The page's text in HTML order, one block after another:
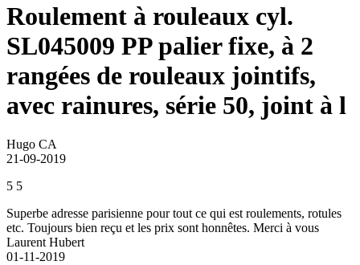
Roulement à rouleaux cyl.
SL045009 PP palier fixe, à 2
rangées de rouleaux jointifs,
avec rainures, série 50, joint à l
Hugo CA
21-09-2019
5 5
Superbe adresse parisienne pour tout ce qui est roulements, rotules
etc. Toujours bien reçu et les prix sont honnêtes. Merci à vous
Laurent Hubert
01-11-2019